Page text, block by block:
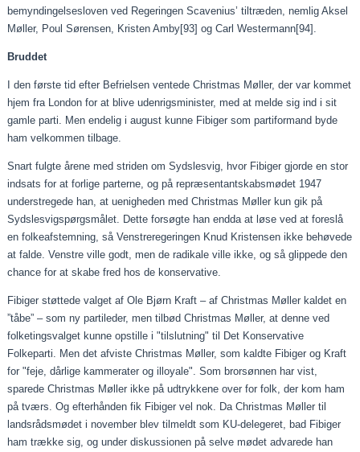
bemyndingelsesloven ved Regeringen Scavenius’ tiltræden, nemlig Aksel
Møller, Poul Sørensen, Kristen Amby[93] og Carl Westermann[94]
Bruddet
I den første tid efter Befrielsen ventede Christmas Møller, der var kommet
hjem fra London for at blive udenrigsminister, med at melde sig ind i sit
gamle parti. Men endelig i august kunne Fibiger som partiformand byde
ham velkommen tilbage.
Snart fulgte årene med striden om Sydslesvig, hvor Fibiger gjorde en stor
indsats for at forlige parterne, og på repræsentantskabsmødet 1947
understregede han, at uenigheden med Christmas Møller kun gik på
Sydslesvigspørgsmålet. Dette forsøgte han endda at løse ved at foreslå
en folkeafstemning, så Venstreregeringen Knud Kristensen ikke behøvede
at falde. Venstre ville godt, men de radikale ville ikke, og så glippede den
chance for at skabe fred hos de konservative.
Fibiger støttede valget af Ole Bjørn Kraft – af Christmas Møller kaldet en
”tåbe” – som ny partileder, men tilbød Christmas Møller, at denne ved
folketingsvalget kunne opstille i "tilslutning" til Det Konservative
Folkeparti. Men det afviste Christmas Møller, som kaldte Fibiger og Kraft
for "feje, dårlige kammerater og illoyale". Som brorsønnen har vist,
sparede Christmas Møller ikke på udtrykkene over for folk, der kom ham
på tværs. Og efterhånden fik Fibiger vel nok. Da Christmas Møller til
landsrådsmødet i november blev tilmeldt som KU-delegeret, bad Fibiger
ham trække sig, og under diskussionen på selve mødet advarede han